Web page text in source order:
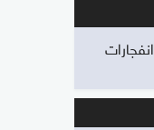
مصادر يمنية لسكاي نيوز عربية: سماع 6 انفجارات